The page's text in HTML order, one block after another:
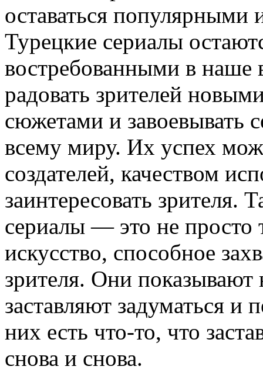
оставаться
Турецкие сериалы
востребованными в
радовать зрителей
сюжетами и завоевывать
всему миру. Их успех
создателей, качеством
заинтересовать зрителя.
сериалы — это не просто
искусство, способное
зрителя. Они
заставляют задуматься и
них есть что-то, что
снова и снова.